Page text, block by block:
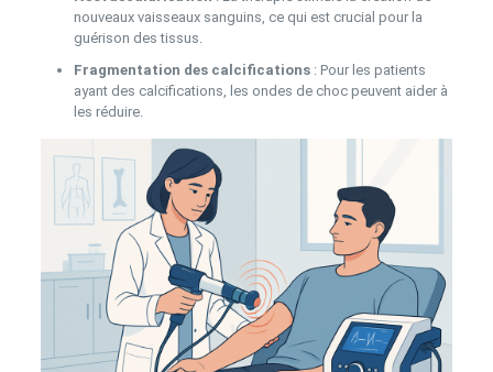
nouveaux vaisseaux sanguins, ce qui est crucial pour la
guérison des tissus.
Fragmentation des calcifications: Pour les patients
ayant des calcifications, les ondes de choc peuvent aider à
les réduire.